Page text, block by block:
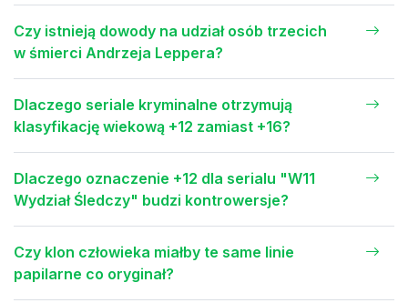
Czy istnieją dowody na udział osób trzecich
w śmierci Andrzeja Leppera?
Dlaczego seriale kryminalne otrzymują
klasyfikację wiekową +12 zamiast +16?
Dlaczego oznaczenie +12 dla serialu "W11
Wydział Śledczy" budzi kontrowersje?
Czy klon człowieka miałby te same linie
papilarne co oryginał?